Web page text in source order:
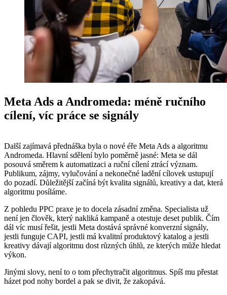
Meta Ads a Andromeda: méně ručního
cílení, víc práce se signály
Další zajímavá přednáška byla o nové éře Meta Ads a algoritmu
Andromeda. Hlavní sdělení bylo poměrně jasné: Meta se dál
posouvá směrem k automatizaci a ruční cílení ztrácí význam.
Publikum, zájmy, vylučování a nekonečné ladění cílovek ustupují
do pozadí. Důležitější začíná být kvalita signálů, kreativy a dat, která
algoritmu posíláme.
Z pohledu PPC praxe je to docela zásadní změna. Specialista už
není jen člověk, který nakliká kampaně a otestuje deset publik. Čím
dál víc musí řešit, jestli Meta dostává správné konverzní signály,
jestli funguje CAPI, jestli má kvalitní produktový katalog a jestli
kreativy dávají algoritmu dost různých úhlů, ze kterých může hledat
výkon.
Jinými slovy, není to o tom přechytračit algoritmus. Spíš mu přestat
házet pod nohy bordel a pak se divit, že zakopává.